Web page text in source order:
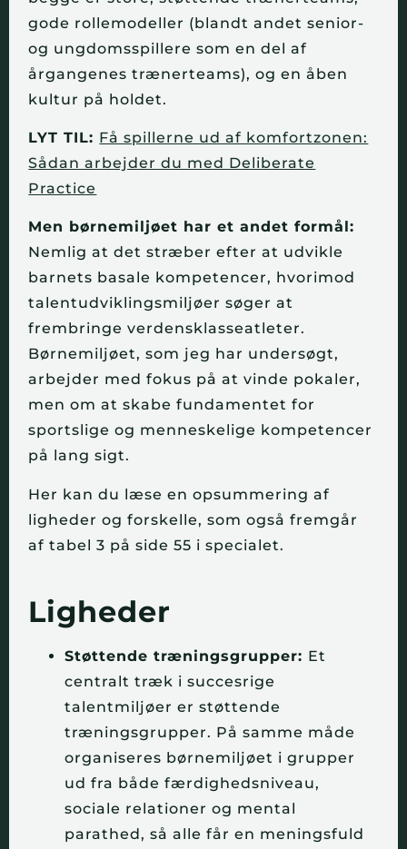
gode rollemodeller (blandt andet senior-
og ungdomsspillere som en del af
årgangenes trænerteams), og en åben
kultur på holdet.
LYT TIL: Få spillerne ud af komfortzonen:
Sådan arbejder du med Deliberate
Practice
Men børnemiljøet har et andet formål:
Nemlig at det stræber efter at udvikle
barnets basale kompetencer, hvorimod
talentudviklingsmiljøer søger at
frembringe verdensklasseatleter.
Børnemiljøet, som jeg har undersøgt,
arbejder med fokus på at vinde pokaler,
men om at skabe fundamentet for
sportslige og menneskelige kompetencer
på lang sigt.
Her kan du læse en opsummering af
ligheder og forskelle, som også fremgår
af tabel 3 på side 55 i specialet.
Ligheder
Støttende træningsgrupper: Et
centralt træk i succesrige
talentmiljøer er støttende
træningsgrupper. På samme måde
organiseres børnemiljøet i grupper
ud fra både færdighedsniveau,
sociale relationer og mental
parathed, så alle får en meningsfuld